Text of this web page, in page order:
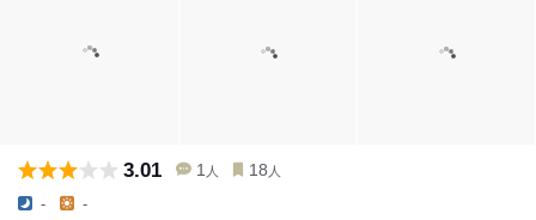
3.01 1 人 18 人
- -